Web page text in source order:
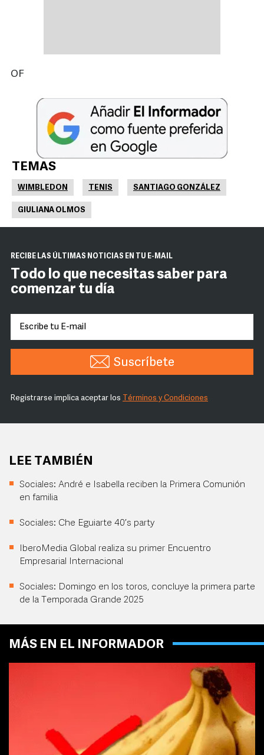
OF
TEMAS
WIMBLEDON TENIS SANTIAGO GONZÁLEZ
GIULIANA OLMOS
RECIBE LAS ÚLTIMAS NOTICIAS EN TU E-MAIL
Todo lo que necesitas saber para
comenzar tu día
Suscríbete
Registrarse implica aceptar los Términos y Condiciones
LEE TAMBIÉN
Sociales: André e Isabella reciben la Primera Comunión
en familia
Sociales: Che Eguiarte 40’s party
IberoMedia Global realiza su primer Encuentro
Empresarial Internacional
Sociales: Domingo en los toros, concluye la primera parte
de la Temporada Grande 2025
MÁS EN EL INFORMADOR